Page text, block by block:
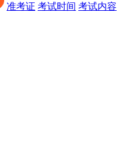
准考证 考试时间 考试内容